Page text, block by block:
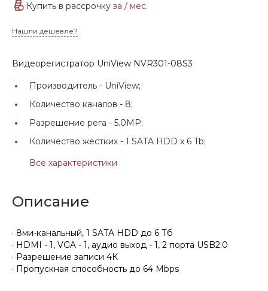
Купить в рассрочку за / мес.
Нашли дешевле?
Видеорегистратор UniView NVR301-08S3
Производитель - UniView;
Количество каналов - 8;
Разрешение рега - 5.0MP;
Количество жестких - 1 SATA HDD x 6 Tb;
Все характеристики
Описание
· 8ми-канальный, 1 SATA HDD до 6 Тб
· HDMI - 1, VGA - 1, аудио выход - 1, 2 порта USB2.0
· Разрешение записи 4К
· Пропускная способность до 64 Mbps